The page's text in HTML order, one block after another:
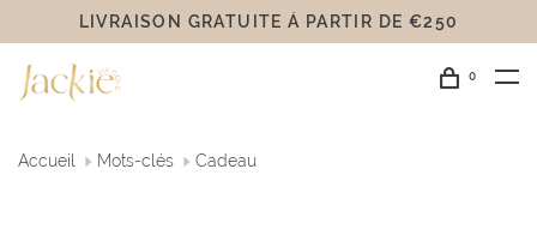
LIVRAISON GRATUITE Á PARTIR DE €250
0
Accueil Mots-clés Cadeau